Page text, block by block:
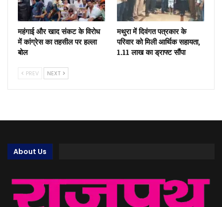
महंगाई और खाद संकट के विरोध
में कांग्रेस का तहसील पर हल्ला
बोल
मथुरा में दिवंगत पत्रकार के
परिवार को मिली आर्थिक सहायता,
1.11 लाख का ड्राफ्ट सौंपा
PREV NEXT
About Us